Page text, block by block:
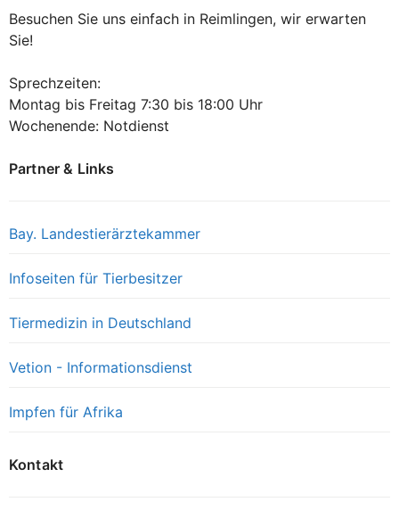
Besuchen Sie uns einfach in Reimlingen, wir erwarten
Sie!
Sprechzeiten:
Montag bis Freitag 7:30 bis 18:00 Uhr
Wochenende: Notdienst
Partner & Links
Bay. Landestierärztekammer
Infoseiten für Tierbesitzer
Tiermedizin in Deutschland
Vetion - Informationsdienst
Impfen für Afrika
Kontakt